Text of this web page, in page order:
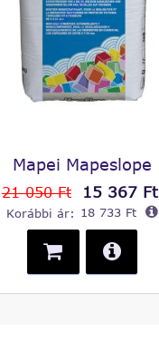
Mapei Mapeslope
21 050 Ft 15 367 Ft
Korábbi ár: 18 733 Ft